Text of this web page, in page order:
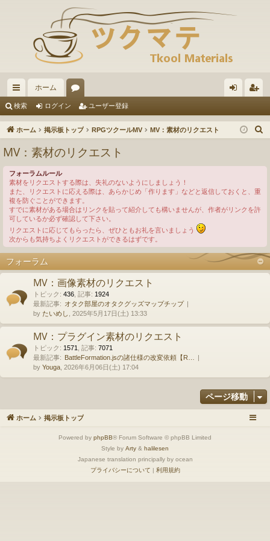
イ
ッ
ン
ク
ホーム
ー
ム
イ ザ
検索 ログイン ユーザー登録
ホーム 掲示板トップ RPGツクールMV MV：素材のリクエスト
MV：素材のリクエスト
フォーラムルール
素材をリクエストする際は、失礼のないようにしましょう！
また、リクエストに応える際は、あらかじめ「作ります」などと返信しておくと、重
複を防ぐことができます。
すでに素材がある場合はリンクを貼って紹介しても構いませんが、作者がリンクを許
可しているか必ず確認して下さい。
リクエストに応じてもらったら、ぜひともお礼を言いましょう
次からも気持ちよくリクエストができるはずです。
フォーラム
MV：画像素材のリクエスト
トピック : 436 記事: 1924
最新記事: オタク部屋のオタクグッズマップチップ
by たいめし , 2025年5月17日(土) 13:33
MV：プラグイン素材のリクエスト
トピック : 1571 記事: 7071
最新記事: BattleFormation.jsの諸仕様の改変依頼【R…
by Youga , 2026年6月06日(土) 17:04
ページ移動
ホーム 掲示板トップ
Powered by phpBB® Forum Software © phpBB Limited
Style by Arty & halilesen
Japanese translation principally by ocean
プライバシーについて | 利用規約